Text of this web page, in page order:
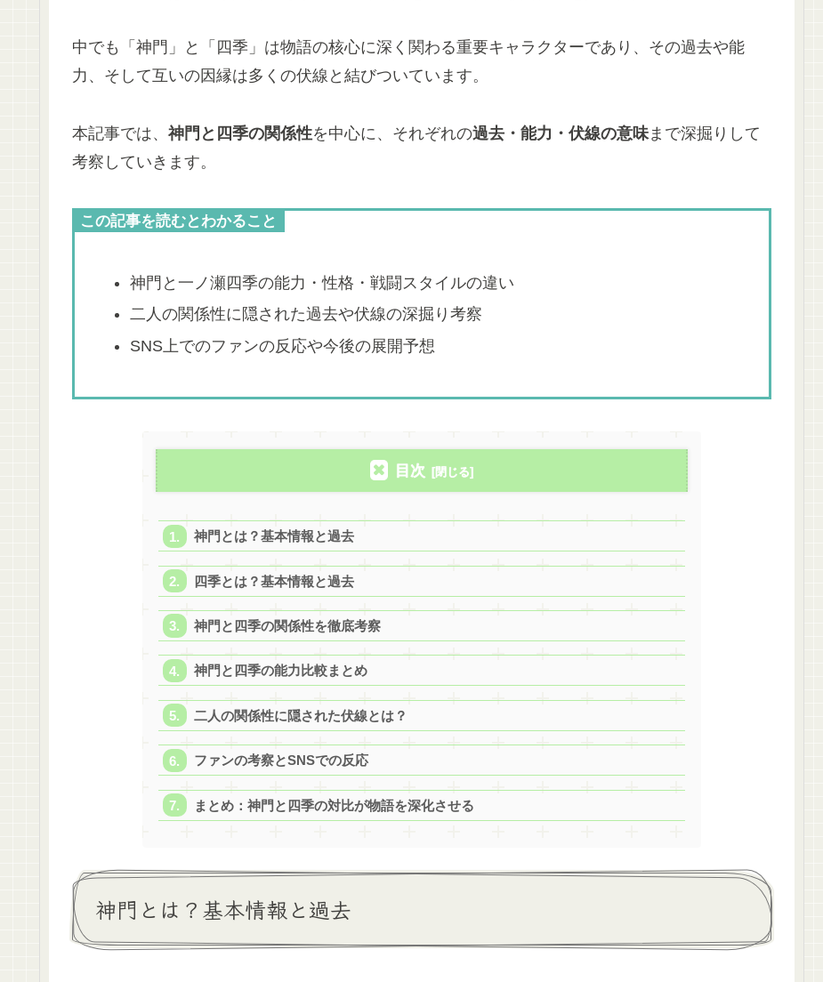
中でも「神門」と「四季」は物語の核心に深く関わる重要キャラクターであり、その過去や能
力、そして互いの因縁は多くの伏線と結びついています。
本記事では、 神門と四季の関係性を中心に、それぞれの過去・能力・伏線の意味 まで深掘りして
考察していきます。
この記事を読むとわかること
神門と一ノ瀬四季の能力・性格・戦闘スタイルの違い
二人の関係性に隠された過去や伏線の深掘り考察
SNS上でのファンの反応や今後の展開予想
目次
神門とは？基本情報と過去
四季とは？基本情報と過去
神門と四季の関係性を徹底考察
神門と四季の能力比較まとめ
二人の関係性に隠された伏線とは？
ファンの考察とSNSでの反応
まとめ：神門と四季の対比が物語を深化させる
神門とは？基本情報と過去